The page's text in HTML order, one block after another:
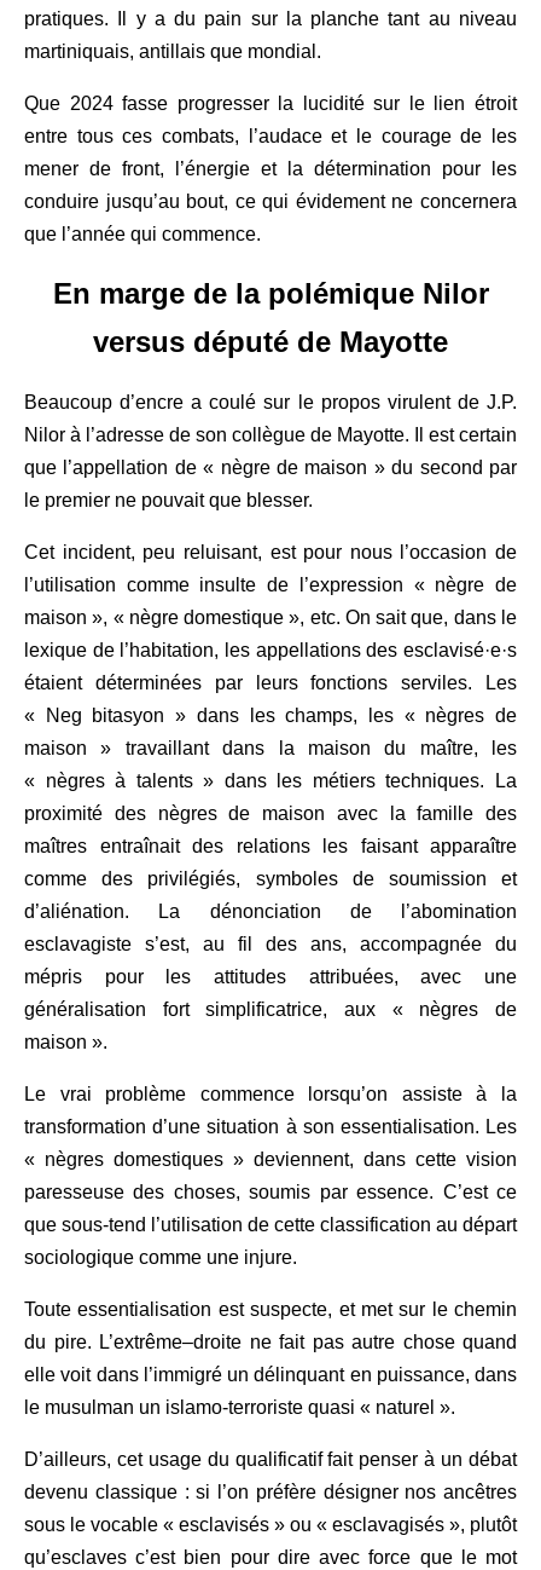
pratiques.
Il y a du pain sur la planche tant au niveau
martiniquais, antillais que mondial.
Que 2024 fasse progresser la lucidité sur le lien étroit
entre tous ces combats, l’audace et le courage de les
mener de front, l’énergie et la détermination pour les
conduire jusqu’au bout, ce qui évidement ne concernera
que l’année qui commence.
En marge de la polémique Nilor
versus député de Mayotte
Beaucoup d’encre a coulé sur le propos virulent de J.P.
Nilor à l’adresse de son collègue de Mayotte. Il est certain
que l’appel lation de« nègre de maison »du second par
le premier ne pouvait que blesser.
Cet incident, peu reluisant, est pour nous l’occasion de
l’utilisation comme insulte de l’expression « nègre de
maison », « nègre domestique », etc. On sait que, dans le
lexique de l’habitation, les appellations des esclavisé·e·s
étaient déterminées par leurs fonctions serviles. Les
«
Neg bitasyon » dans les champs, les « nègres de
maison » travaillant dans la maison du maître, les
« nègres à talents» dans les métiers techniques. La
proximité des nègres de maison avec la famille des
maîtres entraînait des relations les faisant apparaître
comme des privilégiés, symboles de soumission et
d’aliénation. La dénonciation de l’abomination
esclavagiste s’est, au fil des ans, accompagnée du
mépris pour les attitudes attribuées, avec une
généralisation fort simplificatrice, aux « nègres de
maison ».
Le vrai problème commence lorsqu’on assiste à la
transformation d’une situation à son essentialisation. Les
« nègres domestiques » deviennent, dans cette vision
paresseuse des choses, soumis par essence. C’est ce
que sous-tend l’utilisation de cette classification au départ
sociologique comme une injure.
Toute essentialisation est suspecte, et met sur le chemin
du pire. L’extrême–droite ne fait pas autre chose quand
elle voit dans l’immigré un délinquant en puissance, dans
le musulman un islamo-terroriste quasi « naturel ».
D’ailleurs, cet usage du qualificatif fait penser à un débat
devenu classique : si
l’on préfère désigner nos ancêtres
sous le vocable « esclavisés » ou « esclavagisés », plutôt
qu’esclaves c’est bien pour dire avec force que le mot